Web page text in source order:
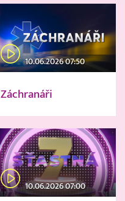
10.06.2026 07:50
Záchranáři
10.06.2026 07:00